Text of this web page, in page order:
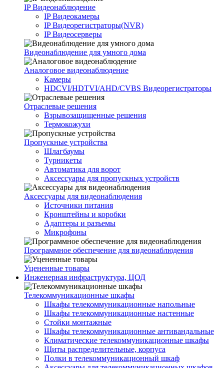
IP Видеонаблюдение
IP Видеокамеры
IP Видеорегистраторы(NVR)
IP Видеосерверы
Видеонаблюдение для умного дома
Аналоговое видеонаблюдение
Камеры
HDCVI/HDTVI/AHD/CVBS Видеорегистраторы
Отраслевые решения
Взрывозащищенные решения
Термокожухи
Пропускные устройства
Шлагбаумы
Турникеты
Автоматика для ворот
Аксессуары для пропускных устройств
Аксессуары для видеонаблюдения
Источники питания
Кронштейны и коробки
Адаптеры и разъемы
Микрофоны
Программное обеспечение для видеонаблюдения
Уцененные товары
Инженерная инфраструктура, ЦОД
Телекоммуникационные шкафы
Шкафы телекоммуникационные напольные
Шкафы телекоммуникационные настенные
Стойки монтажные
Шкафы телекоммуникационные антивандальные
Климатические телекоммуникационные шкафы
Щиты распределительные, корпуса
Полки в телекоммуникационный шкаф